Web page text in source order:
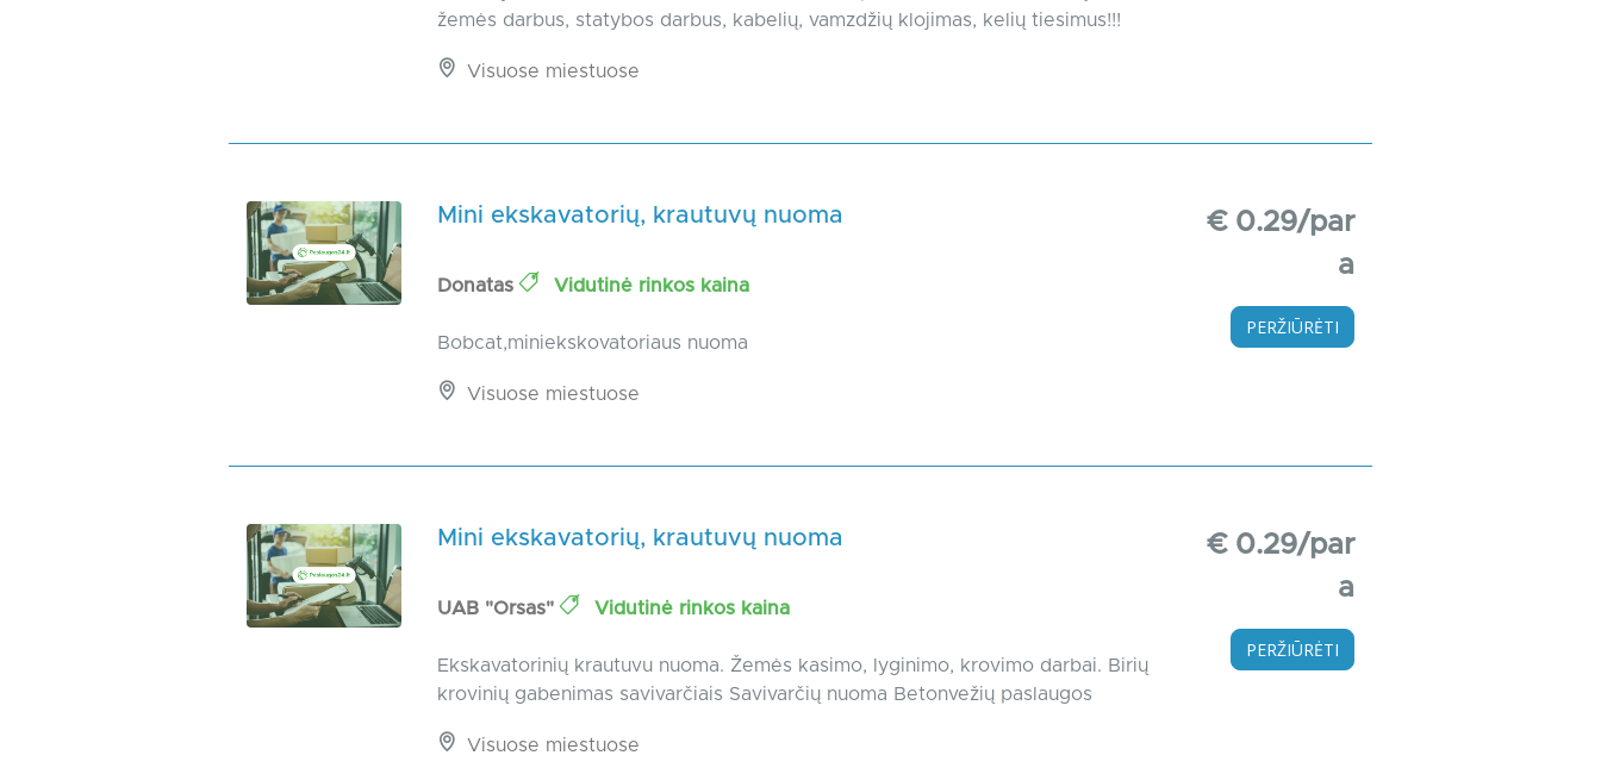
žemės darbus, statybos darbus, kabelių, vamzdžių klojimas, kelių tiesimus!!!
Visuose miestuose
Mini ekskavatorių, krautuvų nuoma
Donatas Vidutinė rinkos kaina
Bobcat,miniekskovatoriaus nuoma
Visuose miestuose
€ 0.29/par
a
PERŽIŪRĖTI
Mini ekskavatorių, krautuvų nuoma
UAB "Orsas" Vidutinė rinkos kaina
Ekskavatorinių krautuvu nuoma. Žemės kasimo, lyginimo, krovimo darbai. Birių
krovinių gabenimas savivarčiais Savivarčių nuoma Betonvežių paslaugos
Visuose miestuose
€ 0.29/par
a
PERŽIŪRĖTI